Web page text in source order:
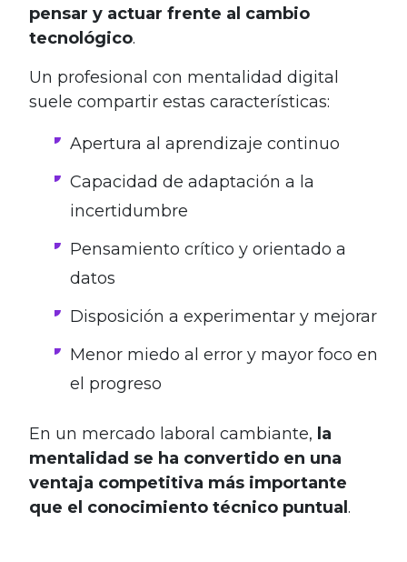
pensar y actuar frente al cambio
tecnológico.
Un profesional con mentalidad digital
suele compartir estas características:
Apertura al aprendizaje continuo
Capacidad de adaptación a la
incertidumbre
Pensamiento crítico y orientado a
datos
Disposición a experimentar y mejorar
Menor miedo al error y mayor foco en
el progreso
En un mercado laboral cambiante, la
mentalidad se ha convertido en una
ventaja competitiva más importante
que el conocimiento técnico puntual .